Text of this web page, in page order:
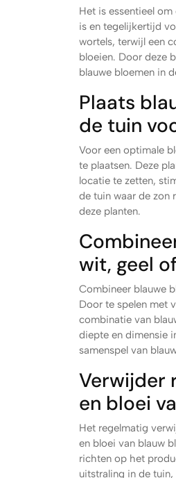
Het is essentieel
is en tegelijkertijd
wortels, terwijl een
bloeien. Door deze
blauwe bloemen in
Plaats
de tuin
Voor een optimale
te plaatsen. Deze
locatie te zetten,
de tuin waar de zon
deze planten.
wit, geel
Combineer blauwe
Door te spelen met
combinatie van
diepte en dimensie
samenspel van
Verwijder
en bloei
Het regelmatig
en bloei van blauw
richten op het
uitstraling in de